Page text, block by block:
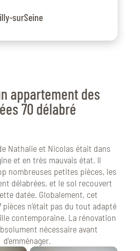
surSeine
appartement des
70 délabré
Nathalie et Nicolas était dans
et en très mauvais état. Il
nombreuses petites pièces, les
délabrées, et le sol recouvert
datée. Globalement, cet
n’était pas du tout adapté
contemporaine. La rénovation
nécessaire avant
d’emménager.